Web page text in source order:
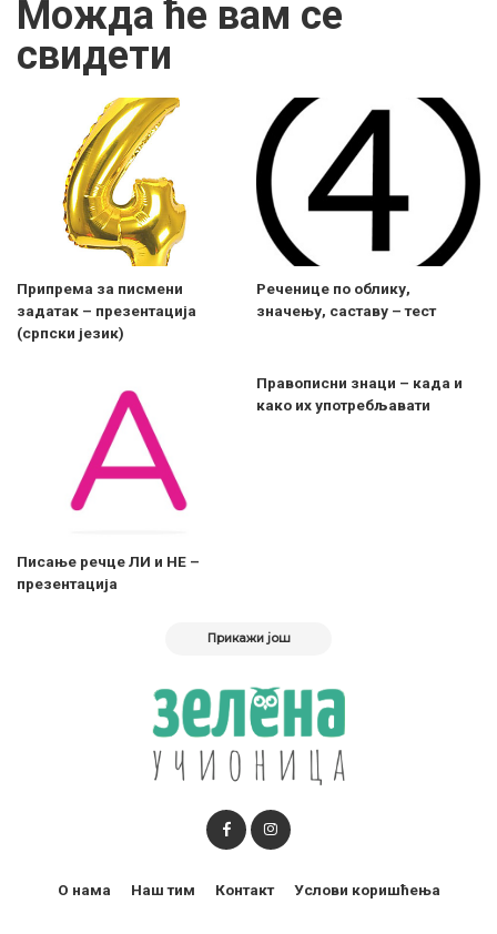
Можда ће вам се
свидети
Припрема за писмени
задатак – презентација
(српски језик)
Реченице по облику,
значењу, саставу – тест
Писање речце ЛИ и НЕ –
презентација
Правописни знаци – када и
како их употребљавати
Прикажи још
О нама Наш тим Контакт Услови коришћења